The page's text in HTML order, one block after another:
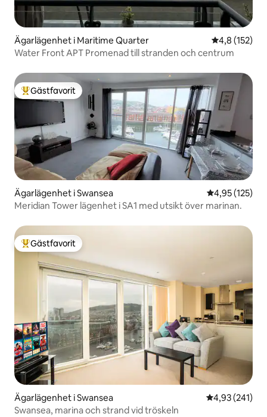
Ägarlägenhet i Maritime Quarter 4,8 av 5 i
4,8 (152)
Water Front APT Promenad till stranden och centrum
Populär gästfavorit
Gästfavorit
Ägarlägenhet i Swansea 4,95 av 5 i
4,95 (125)
Meridian Tower lägenhet i SA1 med utsikt över marinan.
Populär gästfavorit
Gästfavorit
Ägarlägenhet i Swansea 4,93 av 5 i
4,93 (241)
Swansea, marina och strand vid tröskeln